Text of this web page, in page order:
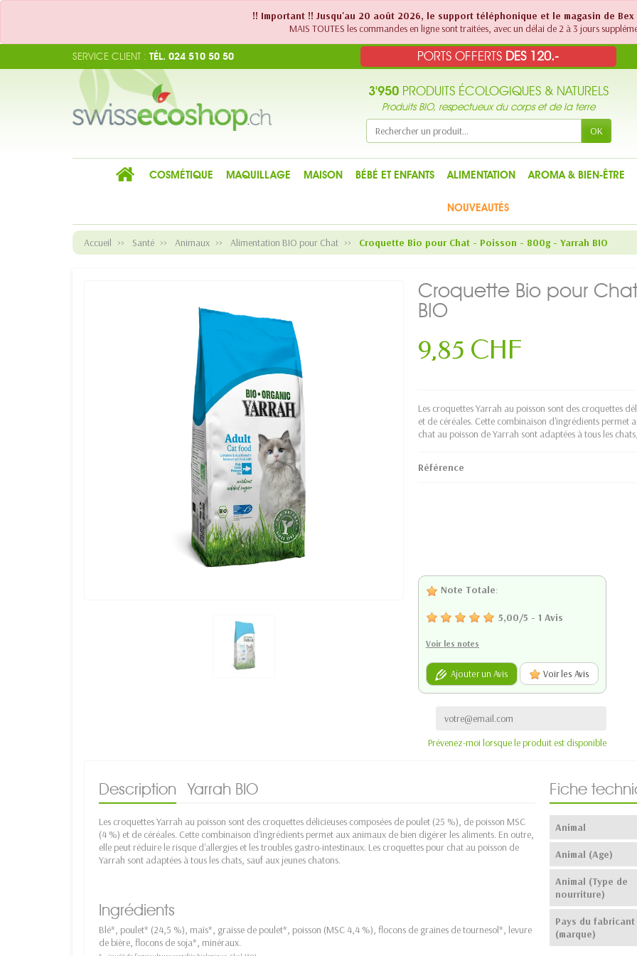
!! Important !! Jusqu'au 20 août 2026, le support téléphonique et le magasin de
MAIS TOUTES les commandes en ligne sont traitées, avec un délai de 2 à 3 jours
PORTS OFFERTS DES 120.-
SERVICE CLIENT : TÉL. 024 510 50 50
3'950 PRODUITS ÉCOLOGIQUES & NATURELS
Produits BIO, respectueux du corps et de la terre
OK
COSMÉTIQUE MAQUILLAGE MAISON BÉBÉ ET ENFANTS ALIMENTATION AROMA & BIEN-ÊTRE
NOUVEAUTÉS
Accueil Santé Animaux Alimentation BIO pour Chat Croquette Bio pour Chat - Poisson - 800g - Yarrah BIO
Croquette Bio pour
BIO
9,85 CHF
Les croquettes Yarrah au poisson sont des croquettes
et de céréales. Cette combinaison d'ingrédients permet
chat au poisson de Yarrah sont adaptées à tous les
Référence
Note Totale:
5,00/5 - 1 Avis
Voir les notes
Ajouter un Avis Voir les Avis
Prévenez-moi lorsque le produit est disponible
Description Yarrah BIO
Les croquettes Yarrah au poisson sont des croquettes délicieuses composées de poulet (25 %), de poisson MSC
(4 %) et de céréales. Cette combinaison d'ingrédients permet aux animaux de bien digérer les aliments. En outre,
elle peut réduire le risque d'allergies et les troubles gastro-intestinaux. Les croquettes pour chat au poisson de
Yarrah sont adaptées à tous les chats, sauf aux jeunes chatons.
Ingrédients
Blé*, poulet* (24,5 %), maïs*, graisse de poulet*, poisson (MSC 4,4 %), flocons de graines de tournesol*, levure
de bière, flocons de soja*, minéraux.
Fiche
Animal
Animal (Age)
Animal (Type de
nourriture)
Pays du fabricant
(marque)